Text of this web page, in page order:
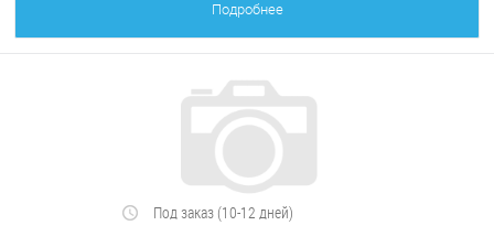
Подробнее
Под заказ (10-12 дней)